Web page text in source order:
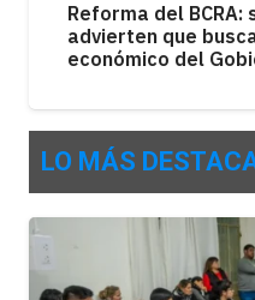
Reforma del
advierten que
económico del
LO MÁS